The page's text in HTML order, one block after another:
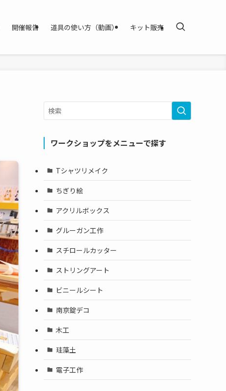
開催報告 道具の使い方（動画） キット販売
ワークショップをメニューで探す
Tシャツリメイク
ちぎり絵
アクリルボックス
グルーガン工作
スチロールカッター
ストリングアート
ビニールシート
南京錠デコ
木工
珪藻土
電子工作